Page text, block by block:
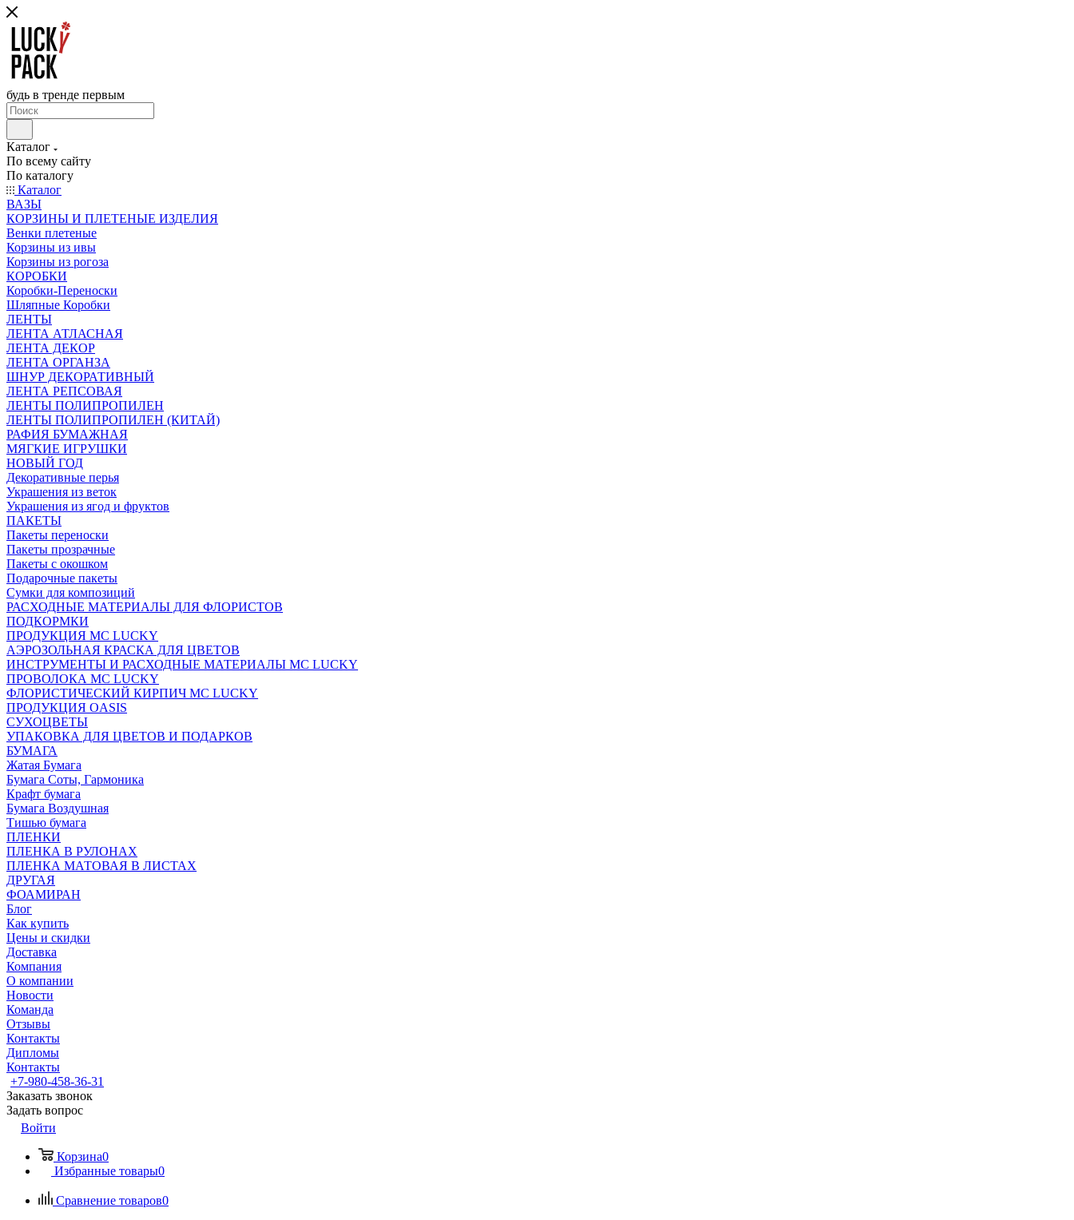
будь в тренде первым
Каталог
По всему сайту
По каталогу
Каталог
ВАЗЫ
КОРЗИНЫ И ПЛЕТЕНЫЕ ИЗДЕЛИЯ
Венки плетеные
Корзины из ивы
Корзины из рогоза
КОРОБКИ
Коробки-Переноски
Шляпные Коробки
ЛЕНТЫ
ЛЕНТА АТЛАСНАЯ
ЛЕНТА ДЕКОР
ЛЕНТА ОРГАНЗА
ШНУР ДЕКОРАТИВНЫЙ
ЛЕНТА РЕПСОВАЯ
ЛЕНТЫ ПОЛИПРОПИЛЕН
ЛЕНТЫ ПОЛИПРОПИЛЕН (КИТАЙ)
РАФИЯ БУМАЖНАЯ
МЯГКИЕ ИГРУШКИ
НОВЫЙ ГОД
Декоративные перья
Украшения из веток
Украшения из ягод и фруктов
ПАКЕТЫ
Пакеты переноски
Пакеты прозрачные
Пакеты с окошком
Подарочные пакеты
Сумки для композиций
РАСХОДНЫЕ МАТЕРИАЛЫ ДЛЯ ФЛОРИСТОВ
ПОДКОРМКИ
ПРОДУКЦИЯ MC LUCKY
АЭРОЗОЛЬНАЯ КРАСКА ДЛЯ ЦВЕТОВ
ИНСТРУМЕНТЫ И РАСХОДНЫЕ МАТЕРИАЛЫ MC LUCKY
ПРОВОЛОКА MC LUCKY
ФЛОРИСТИЧЕСКИЙ КИРПИЧ MC LUCKY
ПРОДУКЦИЯ OASIS
СУХОЦВЕТЫ
УПАКОВКА ДЛЯ ЦВЕТОВ И ПОДАРКОВ
БУМАГА
Жатая Бумага
Бумага Соты, Гармоника
Крафт бумага
Бумага Воздушная
Тишью бумага
ПЛЕНКИ
ПЛЕНКА В РУЛОНАХ
ПЛЕНКА МАТОВАЯ В ЛИСТАХ
ДРУГАЯ
ФОАМИРАН
Блог
Как купить
Цены и скидки
Доставка
Компания
О компании
Новости
Команда
Отзывы
Контакты
Дипломы
Контакты
+7-980-458-36-31
Заказать звонок
Задать вопрос
Войти
Корзина0
Избранные товары0
Сравнение товаров0